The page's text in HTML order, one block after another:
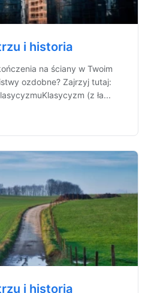
i historia
na ściany w Twoim
ozdobne? Zajrzyj tutaj:
(z ła...
i historia